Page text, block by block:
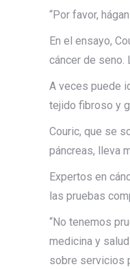
“Por favor,
En el ensayo,
cáncer de seno.
A veces puede
tejido fibroso y
Couric, que se
páncreas, lleva
Expertos en
las pruebas
“No tenemos
medicina y
sobre servicios